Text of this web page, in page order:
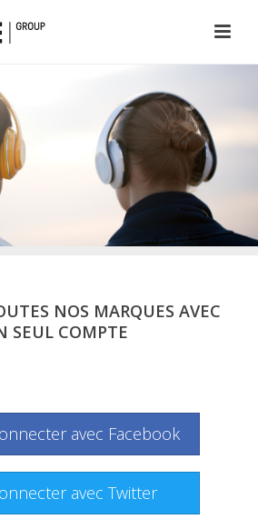
NOS MARQUES AVEC
SEUL COMPTE
avec Facebook
avec Twitter